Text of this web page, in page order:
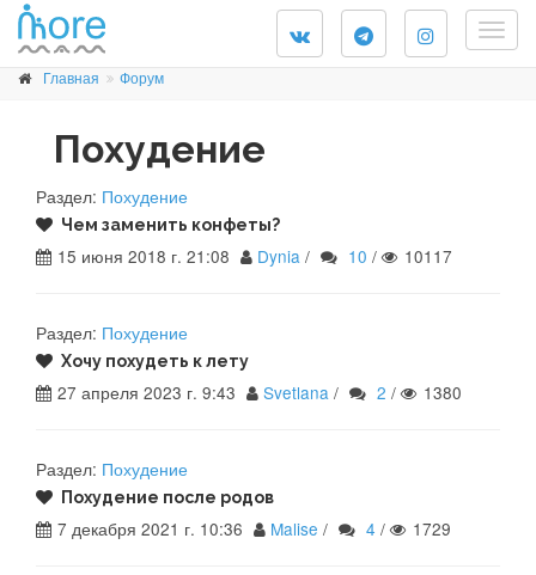
Главная Форум
Похудение
Раздел: Похудение
Чем заменить конфеты?
15 июня 2018 г. 21:08 Dynia / 10 / 10117
Раздел: Похудение
Хочу похудеть к лету
27 апреля 2023 г. 9:43 Svetlana / 2 / 1380
Раздел: Похудение
Похудение после родов
7 декабря 2021 г. 10:36 Malise / 4 / 1729